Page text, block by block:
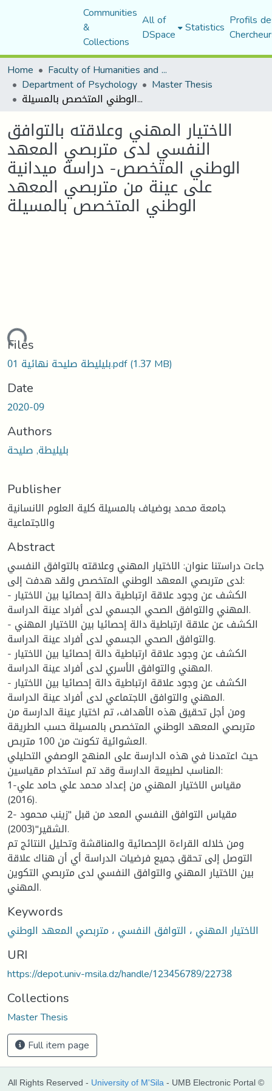
Communities
&
Collections
All of
DSpace Statistics Profils
Home
Faculty of Humanities and Social Sciences
Department of Psychology Master Thesis
الاختيار المهني وعلاقته بالتوافق النفسي لدى متربصي المعهد الوطني المتخصص- دراسة ميدانية على عينة من متربصي المعهد الوطني المتخصص بالمسيلة
الاختيار المهني وعلاقته بالتوافق
النفسي لدى متربصي المعهد
الوطني المتخصص- دراسة ميدانية
على عينة من متربصي المعهد
الوطني المتخصص بالمسيلة
Files
بليليطة صليحة نهائية 01.pdf(1.37 MB)
Date
2020-09
Authors
بليليطة, صليحة
Publisher
جامعة محمد بوضياف بالمسيلة كلية العلوم الانسانية
والاجتماعية
Abstract
جاءت دراستنا عنوان: الاختيار المهني وعلاقته بالتوافق النفسي
لدى متربصي المعهد الوطني المتخصص ولقد هدفت إلى:
- الكشف عن وجود علاقة ارتباطية دالة إحصائيا بين الاختيار
المهني والتوافق الصحي الجسمي لدى أفراد عينة الدراسة.
- الكشف عن علاقة ارتباطية دالة إحصائيا بين الاختيار المهني
والتوافق الصحي الجسمي لدى أفراد عينة الدراسة.
- الكشف عن وجود علاقة ارتباطية دالة إحصائيا بين الاختيار
المهني والتوافق الأسري لدى أفراد عينة الدراسة.
- الكشف عن وجود علاقة ارتباطية دالة إحصائيا بين الاختيار
المهني والتوافق الاجتماعي لدى أفراد عينة الدراسة.
ومن أجل تحقيق هذه الأهداف، تم اختيار عينة الدارسة من
متربصي المعهد الوطني المتخصص بالمسيلة حسب الطريقة
العشوائية تكونت من 100 متربص.
حيث اعتمدنا في هذه الدارسة على المنهج الوصفي التحليلي
المناسب لطبيعة الدارسة وقد تم استخدام مقياسين:
1-مقياس الاختيار المهني من إعداد محمد علي حامد علي
(2016).
2- مقياس التوافق النفسي المعد من قبل "زينب محمود
الشقير"(2003).
ومن خلاله القراءة الإحصائية والمناقشة وتحليل النتائج تم
التوصل إلى تحقق جميع فرضيات الدراسة أي أن هناك علاقة
بين الاختيار المهني والتوافق النفسي لدى متربصي التكوين
المهني.
Keywords
الاختيار المهني ، التوافق النفسي ، متربصي المعهد الوطني
URI
https://depot.univ-msila.dz/handle/123456789/22738
Collections
Master Thesis
Full item page
All Rights Reserved - University of M'Sila - UMB Electronic Portal ©